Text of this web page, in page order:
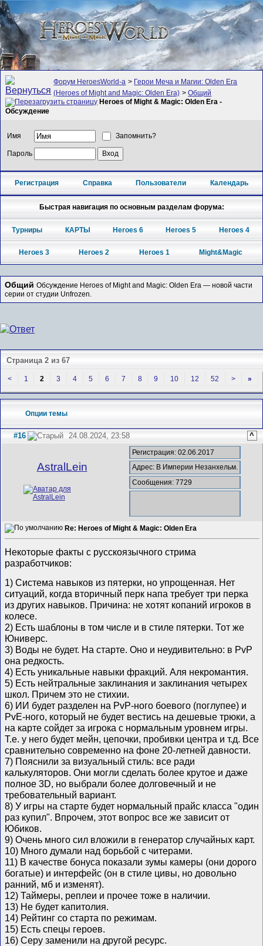
Форум HeroesWorld-а > Герои Меча и Магии: Olden Era
(Heroes of Might and Magic: Olden Era) >Общий
Heroes of Might & Magic: Olden Era -
Обсуждение
Имя Запомнить?
Пароль
Регистрация Справка Пользователи Календарь
Быстрая навигация по основным разделам форума:
Турниры КАРТЫ Heroes 6 Heroes 5 Heroes 4
Heroes 3 Heroes 2 Heroes 1 Might&Magic
Общий Обсуждение Heroes of Might and Magic: Olden Era — новой части
серии от студии Unfrozen.
Страница 2 из 67
< 1 2 3 4 5 6 7 8 9 10 12 52 > »
Опции темы
#16 24.08.2024, 23:58 ^
AstralLein
Регистрация: 02.06.2017
Адрес: В Империи Незанхельм.
Сообщения: 7729
Re: Heroes of Might & Magic: Olden Era
Некоторые факты с русскоязычного стрима
разработчиков:
1) Система навыков из пятерки, но упрощенная. Нет
ситуаций, когда вторичный перк напа требует три перка
из других навыков. Причина: не хотят копаний игроков в
колесе.
2) Есть шаблоны в том числе и в стиле пятерки. Тот же
Юниверс.
3) Воды не будет. На старте. Оно и неудивительно: в PvP
она редкость.
4) Есть уникальные навыки фракций. Аля некромантия.
5) Есть нейтральные заклинания и заклинания четырех
школ. Причем это не стихии.
6) ИИ будет разделен на PvP-ного боевого (поглупее) и
PvE-ного, который не будет вестись на дешевые трюки, а
на карте сойдет за игрока с нормальным уровнем игры.
Т.е. у него будет мейн, цепочки, пробивки центра и т.д. Все
сравнительно современно на фоне 20-летней давности.
7) Пояснили за визуальный стиль: все ради
калькуляторов. Они могли сделать более крутое и даже
полное 3D, но выбрали более долговечный и не
требовательный вариант.
8) У игры на старте будет нормальный прайс класса "один
раз купил". Впрочем, этот вопрос все же зависит от
Юбиков.
9) Очень много сил вложили в генератор случайных карт.
10) Много думали над борьбой с читерами.
11) В качестве бонуса показали зумы камеры (они дорого
богатые) и интерфейс (он в стиле цивы, но довольно
ранний, мб и изменят).
12) Таймеры, реплеи и прочее тоже в наличии.
13) Не будет капитолия.
14) Рейтинг со старта по режимам.
15) Есть спецы героев.
16) Серу заменили на другой ресурс.